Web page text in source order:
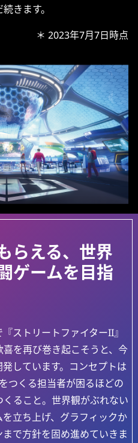
きます。
＊ 2023年7月7日時点
らえる、世界
ゲームを目指
ストリートファイターII』
を再び巻き起こそうと、今
しています。コンセプトは
つくる担当者が困るほどの
ること。世界観がぶれない
立ち上げ、グラフィックか
で方針を固め進めていきま